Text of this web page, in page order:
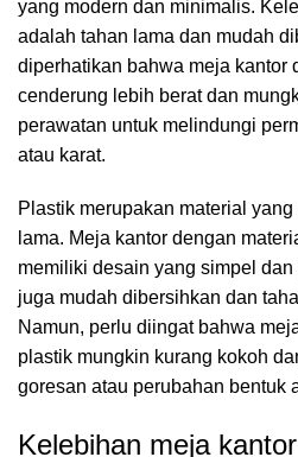
yang modern dan minimalis.
adalah tahan lama dan mudah
diperhatikan bahwa meja kantor
cenderung lebih berat dan
perawatan untuk melindungi
atau karat.
Plastik merupakan material
lama. Meja kantor dengan
memiliki desain yang simpel
juga mudah dibersihkan dan
Namun, perlu diingat bahwa
plastik mungkin kurang kokoh
goresan atau perubahan bentuk
Kelebihan meja